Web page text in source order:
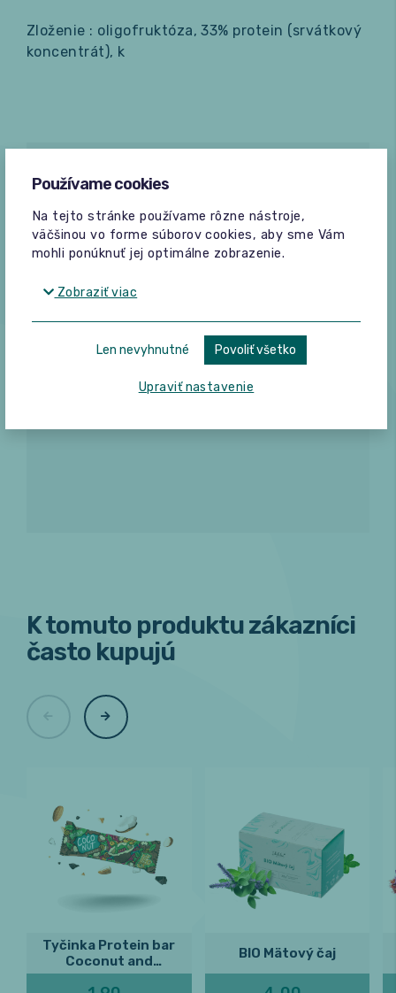
Zloženie : oligofruktóza, 33% protein (srvátkový
koncentrát), k
Bez hodnotení
Pridať hodnotenie
Žiadne hodnotenia
K tomuto produktu zákazníci
často kupujú
Tyčinka Protein bar
Coconut and
Chocolate
BIO Mätový čaj
Používame cookies
Na tejto stránke používame rôzne nástroje,
väčšinou vo forme súborov cookies, aby sme Vám
mohli ponúknuť jej optimálne zobrazenie.
Zobraziť viac
Len nevyhnutné Povoliť všetko
Upraviť nastavenie